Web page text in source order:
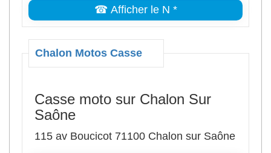
☎ Afficher le N *
Chalon Motos Casse
Casse moto sur Chalon Sur
Saône
115 av Boucicot 71100 Chalon sur Saône